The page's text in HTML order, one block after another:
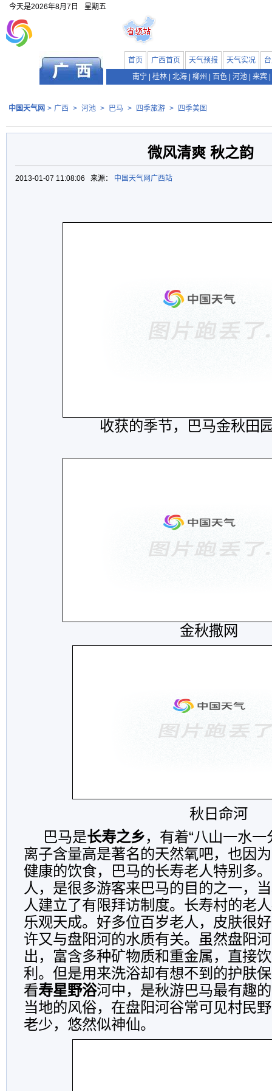
今天是2026年8月7日 星期五
首页 广西首页 天气预报 天气实况
南宁
桂林 北海 柳州 百色 河池 来宾
中国天气网 > 广西 > 河池 > 巴马 > 四季旅游 > 四季美图
微风清爽 秋之韵
2013-01-07 11:08:06 来源： 中国天气网广西站
收获的季节，巴马金秋田
金秋撒网
秋日命河
巴马是长寿之乡，有着“八山一水
离子含量高是著名的天然氧吧，也因
健康的饮食，巴马的长寿老人特别多
人，是很多游客来巴马的目的之一，
人建立了有限拜访制度。长寿村的老
乐观天成。好多位百岁老人，皮肤很
许又与盘阳河的水质有关。虽然盘阳
出，富含多种矿物质和重金属，直接
利。但是用来洗浴却有想不到的护肤
看寿星野浴河中，是秋游巴马最有趣
当地的风俗，在盘阳河谷常可见村民
老少，悠然似神仙。